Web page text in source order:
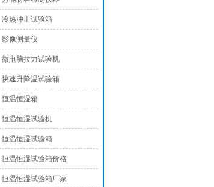
冷热冲击试验箱
影像测量仪
微电脑拉力试验机
快速升降温试验箱
恒温恒湿箱
恒温恒湿试验机
恒温恒湿试验箱
恒温恒湿试验箱价格
恒温恒湿试验箱厂家